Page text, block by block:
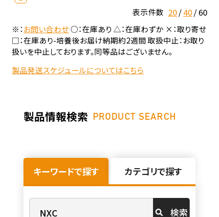
表示件数 20 40 60
※：お問い合わせ○：在庫あり △：在庫わずか ×：取り寄せ
□：在庫あり-培養後お届け納期約2週間 取扱中止：お取り
扱いを中止しております。同等品はございません。
製品発送スケジュールについてはこちら
製品情報検索 PRODUCT SEARCH
キーワードで探す カテゴリで探す
検索